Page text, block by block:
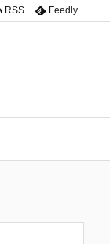
RSS Feedly